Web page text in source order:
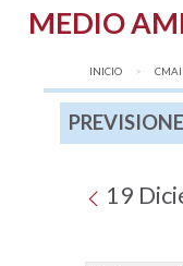
MEDIO
INICIO
19